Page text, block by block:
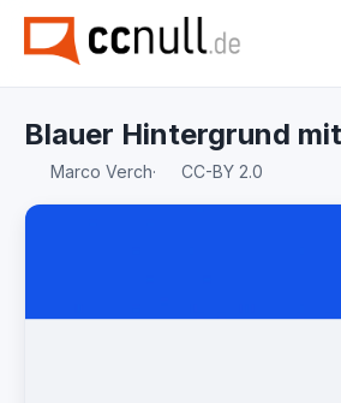
Blauer Hintergrund
Marco Verch· CC-BY 2.0